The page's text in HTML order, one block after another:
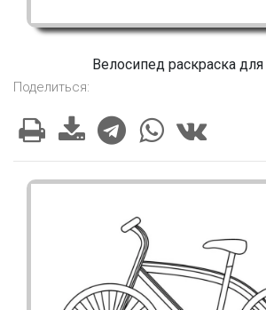
Велосипед раскраска
Поделиться: